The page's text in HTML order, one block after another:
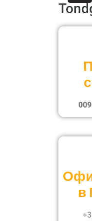
в